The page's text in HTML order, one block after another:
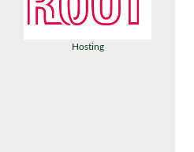
Hosting